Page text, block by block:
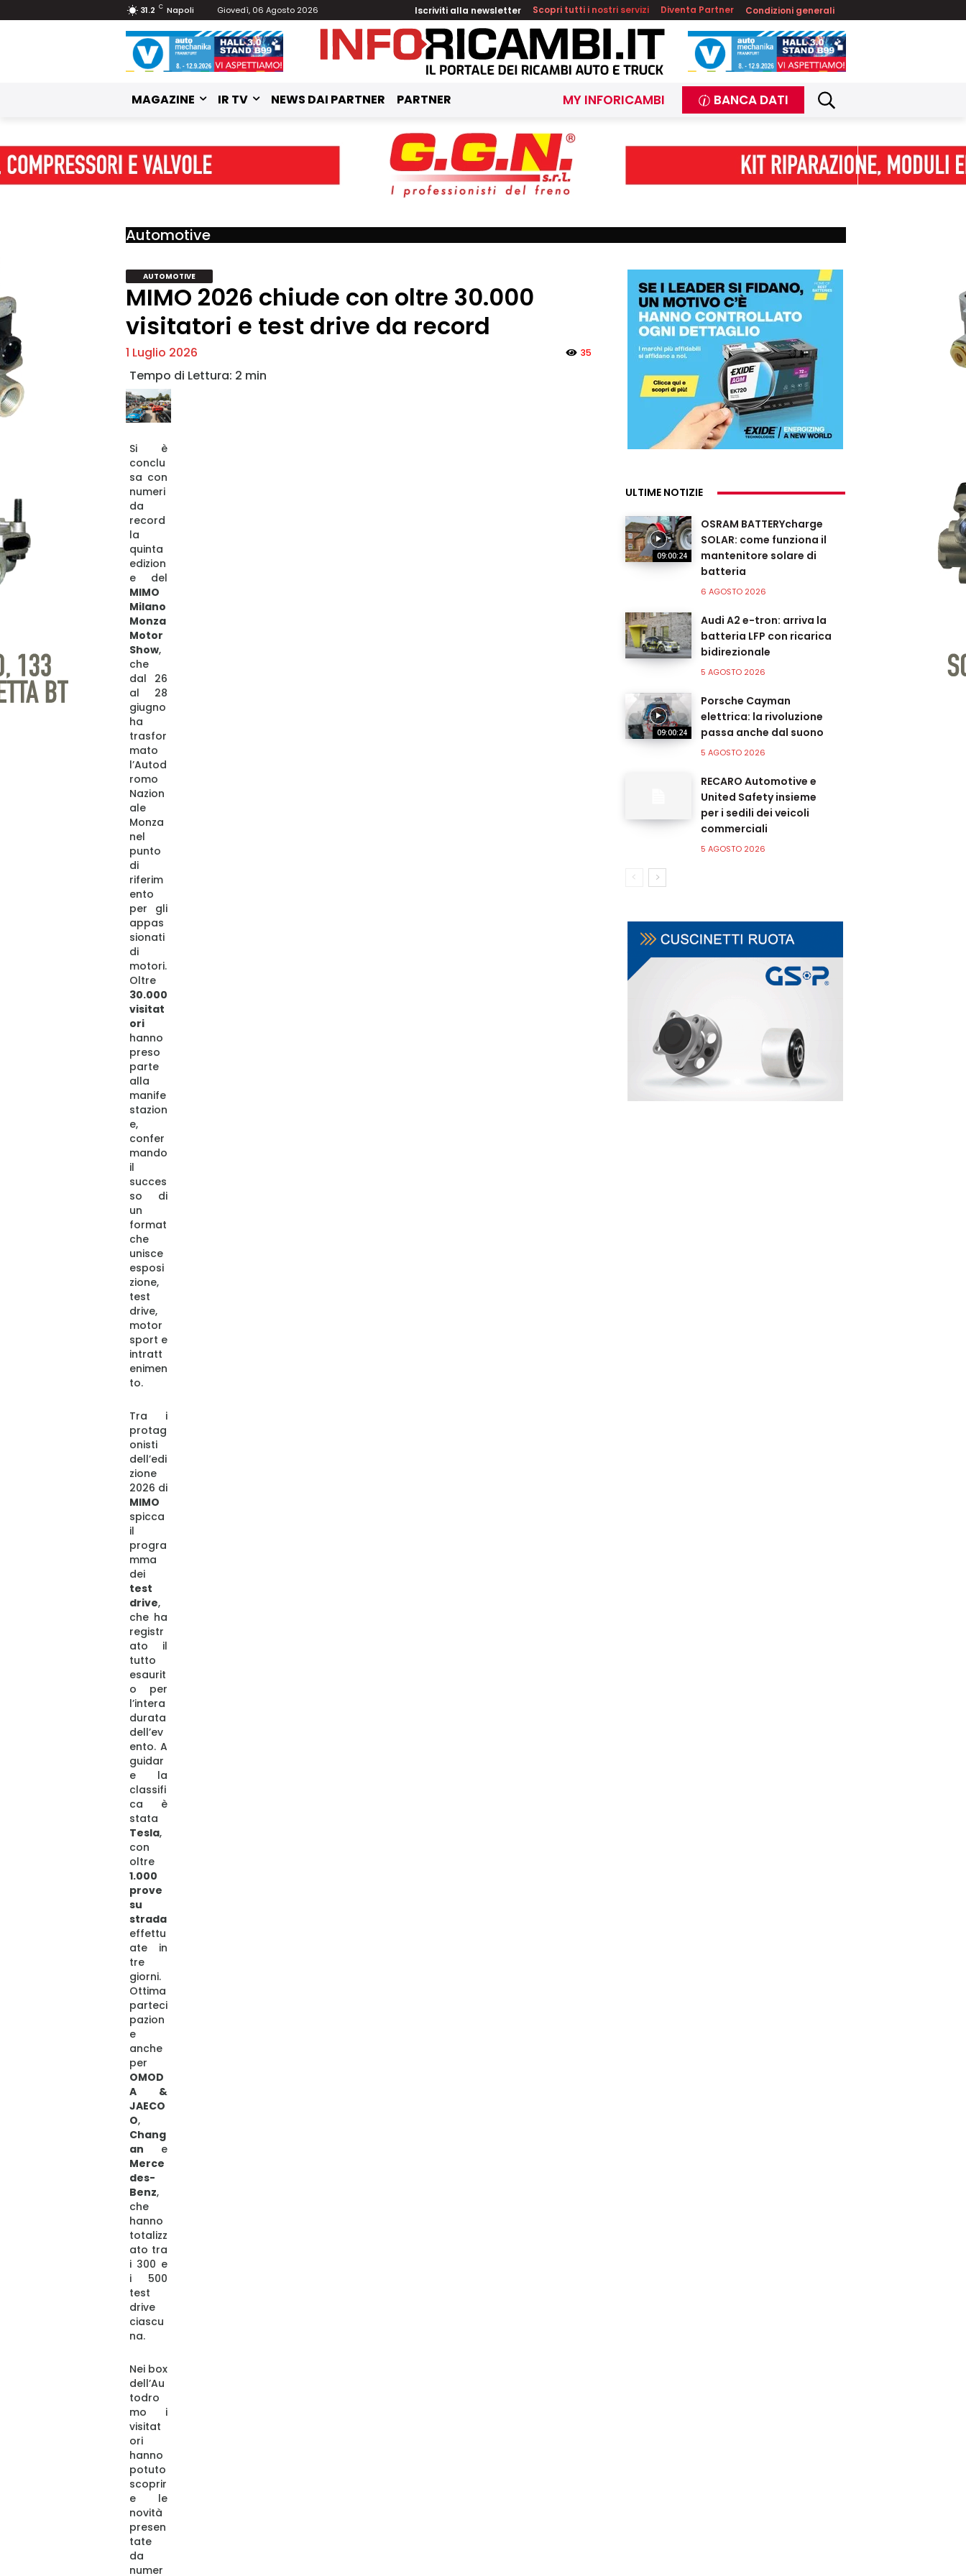
31.2 C Napoli Giovedì, 06 Agosto 2026 Iscriviti alla newsletter Scopri tutti i nostri servizi Diventa Partner Condizioni generali
MAGAZINE IR TV NEWS DAI PARTNER PARTNER MY INFORICAMBI BANCA DATI
Automotive
AUTOMOTIVE
MIMO 2026 chiude con oltre 30.000
visitatori e test drive da record
1 Luglio 2026 35
Si è
conclu
sa con
numeri
da
record
la
quinta
edizion
e del
MIMO
Milano
Monza
Motor
Show,
che
dal 26
al 28
giugno
ha
trasfor
mato
l’Autod
romo
Nazion
ale
Monza
nel
punto
di
riferim
ento
per gli
appas
sionati
di
motori.
Oltre
30.000
visitat
ori
hanno
preso
parte
alla
manife
stazion
e,
confer
mando
il
succes
so di
un
format
che
unisce
esposi
zione,
test
drive,
motor
sport e
intratt
enimen
to.
Tra i
protag
onisti
dell’edi
zione
2026 di
MIMO
spicca
il
progra
mma
dei
test
drive,
che ha
registr
ato il
tutto
esaurit
o per
l’intera
durata
dell’ev
ento. A
guidar
e la
classifi
ca è
stata
Tesla,
con
oltre
1.000
prove
su
strada
effettu
ate in
tre
giorni.
Ottima
parteci
pazion
e
anche
per
OMOD
A &
JAECO
O,
Chang
an e
Merce
des-
Benz,
che
hanno
totalizz
ato tra
i 300 e
i 500
test
drive
ciascu
na.
Nei box
dell’Au
todro
mo i
visitat
ori
hanno
potuto
scoprir
e le
novità
presen
tate
da
numer
ULTIME NOTIZIE
09:00:24
OSRAM BATTERYcharge
SOLAR: come funziona il
mantenitore solare di
batteria
6 AGOSTO 2026
Audi A2 e-tron: arriva la
batteria LFP con ricarica
bidirezionale
5 AGOSTO 2026
09:00:24
Porsche Cayman
elettrica: la rivoluzione
passa anche dal suono
5 AGOSTO 2026
RECARO Automotive e
United Safety insieme
per i sedili dei veicoli
commerciali
5 AGOSTO 2026